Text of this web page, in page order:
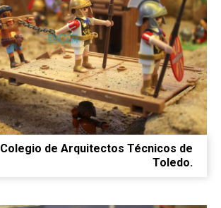
Colegio de Arquitectos Técnicos de
Toledo.